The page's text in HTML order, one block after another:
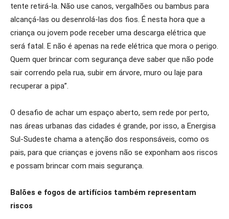
tente retirá-la. Não use canos, vergalhões ou bambus para
alcançá-las ou desenrolá-las dos fios. É nesta hora que a
criança ou jovem pode receber uma descarga elétrica que
será fatal. E não é apenas na rede elétrica que mora o perigo.
Quem quer brincar com segurança deve saber que não pode
sair correndo pela rua, subir em árvore, muro ou laje para
recuperar a pipa”.
O desafio de achar um espaço aberto, sem rede por perto,
nas áreas urbanas das cidades é grande, por isso, a Energisa
Sul-Sudeste chama a atenção dos responsáveis, como os
pais, para que crianças e jovens não se exponham aos riscos
e possam brincar com mais segurança.
Balões e fogos de artifícios também representam
riscos